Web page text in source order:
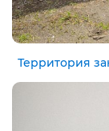
Территория